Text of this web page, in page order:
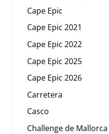
Cape Epic
Cape Epic 2021
Cape Epic 2022
Cape Epic 2025
Cape Epic 2026
Carretera
Casco
Challenge de Mallorca